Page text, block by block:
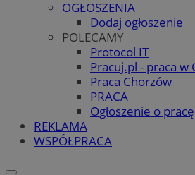
OGŁOSZENIA
Dodaj ogłoszenie
POLECAMY
Protocol IT
Pracuj.pl - praca w
Praca Chorzów
PRACA
Ogłoszenie o pracę
REKLAMA
WSPÓŁPRACA